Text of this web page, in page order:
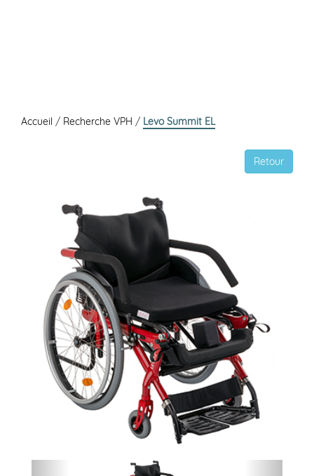
Accueil / Recherche VPH / Levo Summit EL
Retour